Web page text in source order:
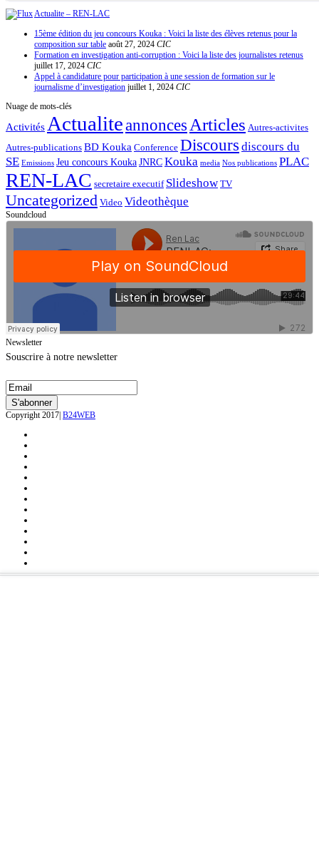
Actualite – REN-LAC
15ème édition du jeu concours Kouka : Voici la liste des élèves retenus pour la
composition sur table août 27, 2024 CIC
Formation en investigation anti-corruption : Voici la liste des journalistes retenus
juillet 17, 2024 CIC
Appel à candidature pour participation à une session de formation sur le
journalisme d’investigation juillet 1, 2024 CIC
Nuage de mots-clés
Activités Actualiteannonces Articles Autres-activites
Autres-publications BD Kouka Conference Discours discours du
SE Emissions Jeu concours KoukaJNRCKouka media Nos publications PLAC
REN-LAC secretaire executif Slideshow TV
Uncategorized Video Videothèque
Soundcloud
Newsletter
Souscrire à notre newsletter
Copyright 2017| B24WEB